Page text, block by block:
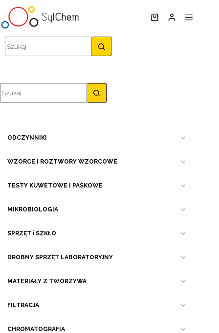
do
treści
Koszyk
wyników
wyników
ODCZYNNIKI
WZORCE I ROZTWORY WZORCOWE
TESTY KUWETOWE I PASKOWE
MIKROBIOLOGIA
SPRZĘT i SZKŁO
DROBNY SPRZĘT LABORATORYJNY
MATERIAŁY Z TWORZYWA
FILTRACJA
CHROMATOGRAFIA